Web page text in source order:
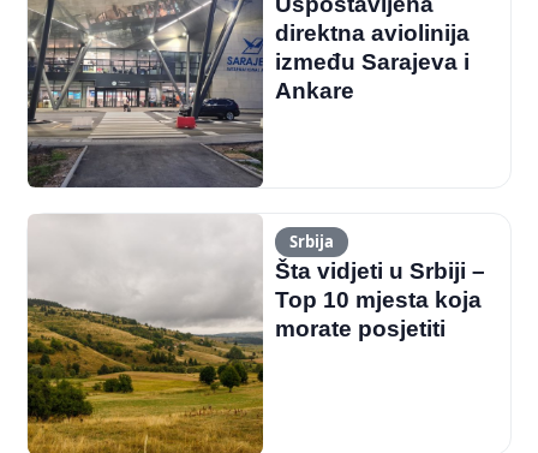
direktna aviolinija
između Sarajeva i
Ankare
Srbija
Šta vidjeti u Srbiji –
Top 10 mjesta koja
morate posjetiti